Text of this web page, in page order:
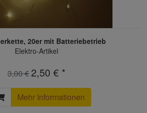
20er mit Batteriebetrieb
Elektro-Artikel
3,00 €2,50 € *
Mehr Informationen